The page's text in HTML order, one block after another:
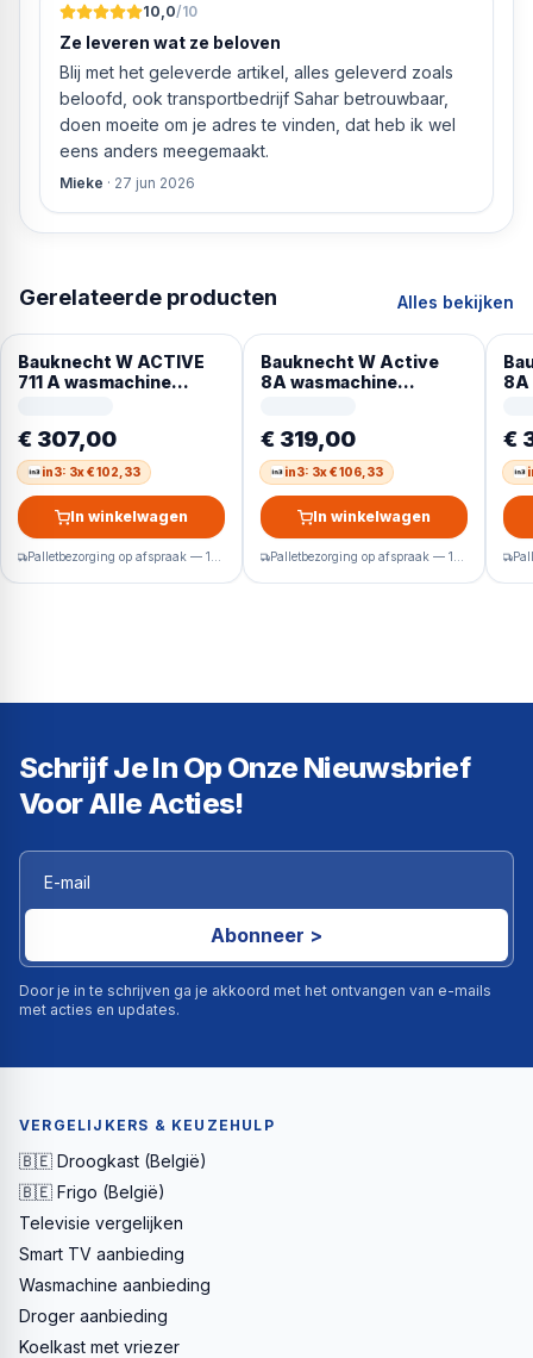
10,0/10
Ze leveren wat ze beloven
Blij met het geleverde artikel, alles geleverd zoals
beloofd, ook transportbedrijf Sahar betrouwbaar,
doen moeite om je adres te vinden, dat heb ik wel
eens anders meegemaakt.
Mieke · 27 jun 2026
Gerelateerde producten Alles bekijken
Bauknecht W ACTIVE
711 A wasmachine
€ 307,00
in3: 3x € 102,33
In winkelwagen
Bauknecht W Active
8A wasmachine
€ 319,00
in3: 3x € 106,33
In winkelwagen
8A
€
Schrijf Je In Op Onze Nieuwsbrief
Voor Alle Acties!
Abonneer >
Door je in te schrijven ga je akkoord met het ontvangen van e-mails
met acties en updates.
VERGELIJKERS & KEUZEHULP
🇧🇪 Droogkast (België)
🇧🇪 Frigo (België)
Televisie vergelijken
Smart TV aanbieding
Wasmachine aanbieding
Droger aanbieding
Koelkast met vriezer